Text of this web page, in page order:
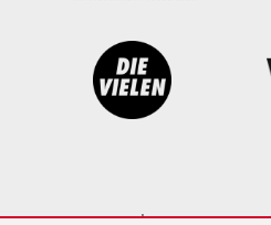
Impressum